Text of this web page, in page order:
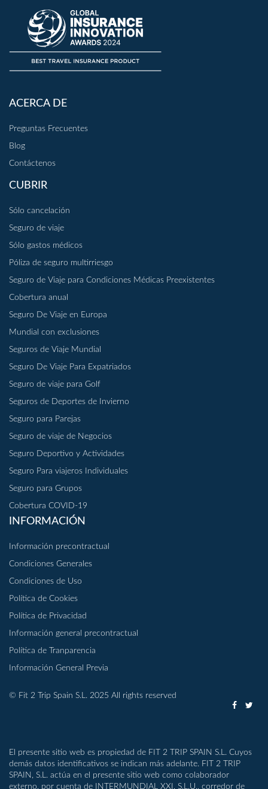
ACERCA DE
Preguntas Frecuentes
Blog
Contáctenos
CUBRIR
Sólo cancelación
Seguro de viaje
Sólo gastos médicos
Póliza de seguro multirriesgo
Seguro de Viaje para Condiciones Médicas Preexistentes
Cobertura anual
Seguro De Viaje en Europa
Mundial con exclusiones
Seguros de Viaje Mundial
Seguro De Viaje Para Expatriados
Seguro de viaje para Golf
Seguros de Deportes de Invierno
Seguro para Parejas
Seguro de viaje de Negocios
Seguro Deportivo y Actividades
Seguro Para viajeros Individuales
Seguro para Grupos
Cobertura COVID-19
INFORMACIÓN
Información precontractual
Condiciones Generales
Condiciones de Uso
Política de Cookies
Política de Privacidad
Información general precontractual
Política de Tranparencia
Información General Previa
© Fit 2 Trip Spain S.L. 2025 All rights reserved
El presente sitio web es propiedad de FIT 2 TRIP SPAIN S.L. Cuyos
demás datos identificativos se indican más adelante. FIT 2 TRIP
SPAIN, S.L. actúa en el presente sitio web como colaborador
externo, por cuenta de INTERMUNDIAL XXI, S.L.U., corredor de